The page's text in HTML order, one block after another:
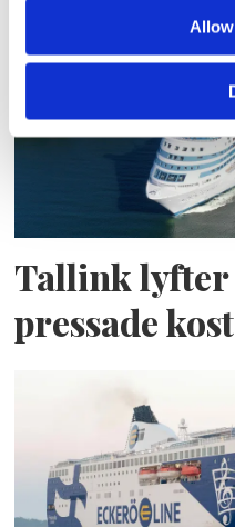
Tallink lyfter
pressade